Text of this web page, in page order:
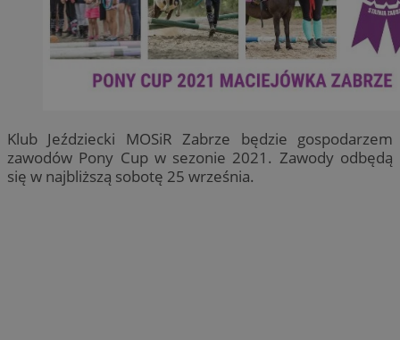
Klub Jeździecki MOSiR Zabrze będzie gospodarzem
zawodów Pony Cup w sezonie 2021. Zawody odbędą
się w najbliższą sobotę 25 września.